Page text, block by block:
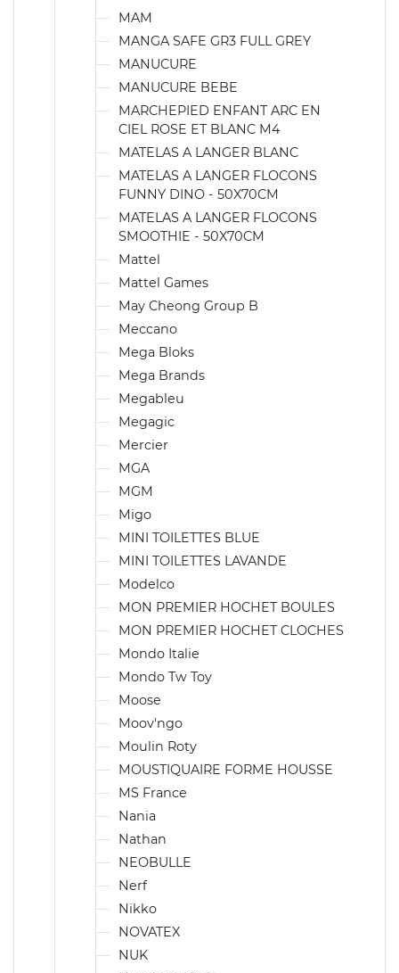
MAM
MANGA SAFE GR3 FULL GREY
MANUCURE
MANUCURE BEBE
MARCHEPIED ENFANT ARC EN
CIEL ROSE ET BLANC M4
MATELAS A LANGER BLANC
MATELAS A LANGER FLOCONS
FUNNY DINO - 50X70CM
MATELAS A LANGER FLOCONS
SMOOTHIE - 50X70CM
Mattel
Mattel Games
May Cheong Group B
Meccano
Mega Bloks
Mega Brands
Megableu
Megagic
Mercier
MGA
MGM
Migo
MINI TOILETTES BLUE
MINI TOILETTES LAVANDE
Modelco
MON PREMIER HOCHET BOULES
MON PREMIER HOCHET CLOCHES
Mondo Italie
Mondo Tw Toy
Moose
Moov'ngo
Moulin Roty
MOUSTIQUAIRE FORME HOUSSE
MS France
Nania
Nathan
NEOBULLE
Nerf
Nikko
NOVATEX
NUK